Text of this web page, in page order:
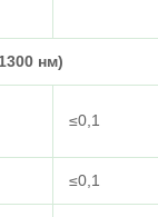
нм)
≤0,1
≤0,1